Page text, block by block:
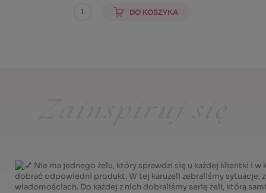
DO KOSZYKA